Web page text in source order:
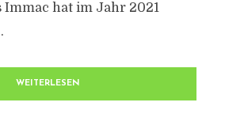
hat im Jahr 2021
WEITERLESEN